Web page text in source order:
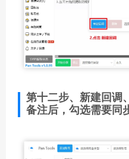
第十二步、新建回调
备注后，勾选需要同